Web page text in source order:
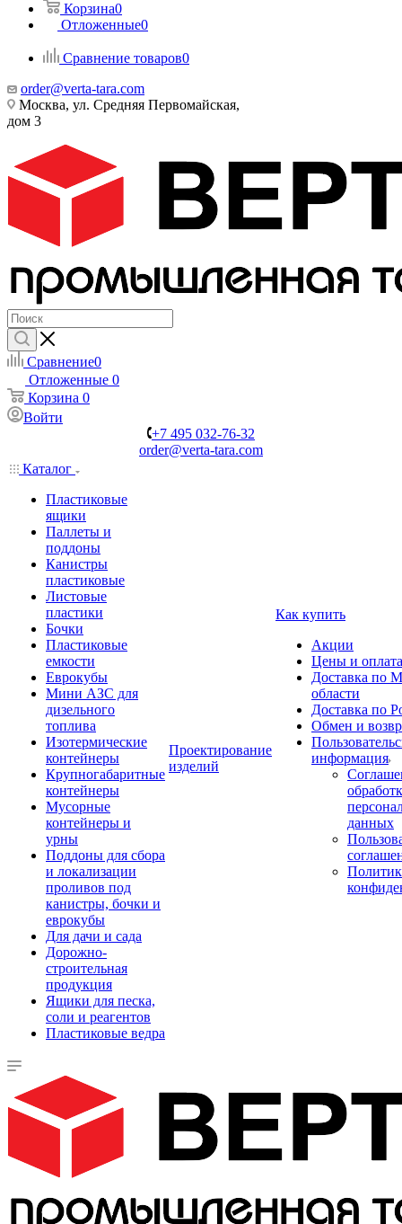
Корзина0
Отложенные0
Сравнение товаров0
order@verta-tara.com
Москва, ул. Средняя Первомайская,
дом 3
Сравнение0
Отложенные 0
Корзина 0
Войти
+7 495 032-76-32
order@verta-tara.com
Каталог
Пластиковые
ящики
Паллеты и
поддоны
Канистры
пластиковые
Листовые
пластики
Бочки
Пластиковые
емкости
Еврокубы
Мини АЗС для
дизельного
топлива
Изотермические
контейнеры
Крупногабаритные
контейнеры
Мусорные
контейнеры и
урны
Поддоны для сбора
и локализации
проливов под
канистры, бочки и
еврокубы
Для дачи и сада
Дорожно-
строительная
продукция
Ящики для песка,
соли и реагентов
Пластиковые ведра
Проектирование
изделий
Как купить
Акции
Цены и оплата
Доставка по
области
Доставка по
Обмен и
информация
данных